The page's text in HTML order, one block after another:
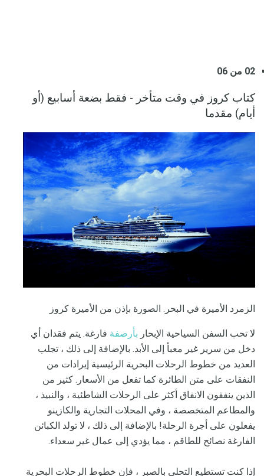
02 من 06
كتاب كروز في وقت متأخر - فقط بضعة أسابيع (أو
أيام) مقدما
الزمرد الأميرة في البحر. الصورة بإذن من الأميرة كروز
لا تحب السفن السياحية الإبحار بأرصفة فارغة. يتم فقدان أي
دخل من سرير غير معبأ إلى الأبد. بالإضافة إلى ذلك ، تجلب
العديد من خطوط الرحلات البحرية الرئيسية إيرادات من
النفقات على متن الطائرة كما تفعل من الأسعار. كثير من
الذين ينفقون الانفاق أكثر على الرحلات الشاطئية ، والنبيذ ،
والمطاعم المتخصصة ، وفي المحلات التجارية والكازينو
يفعلون على أجرة الرحلة! بالإضافة إلى ذلك ، لا تولد الكبائن
الفارغة نصائح للطاقم ، مما يؤدي إلى عمال غير سعداء.
إذا كنت تستطيع التحلي بالصبر ، فإن خطوط الرحلات البحرية